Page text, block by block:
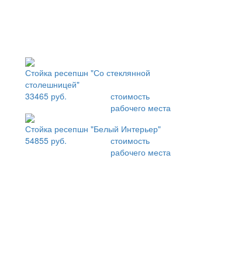
Стойка ресепшн "Со стеклянной
столешницей"
33465 руб.
стоимость
рабочего места
Стойка ресепшн "Белый Интерьер"
54855 руб.
стоимость
рабочего места